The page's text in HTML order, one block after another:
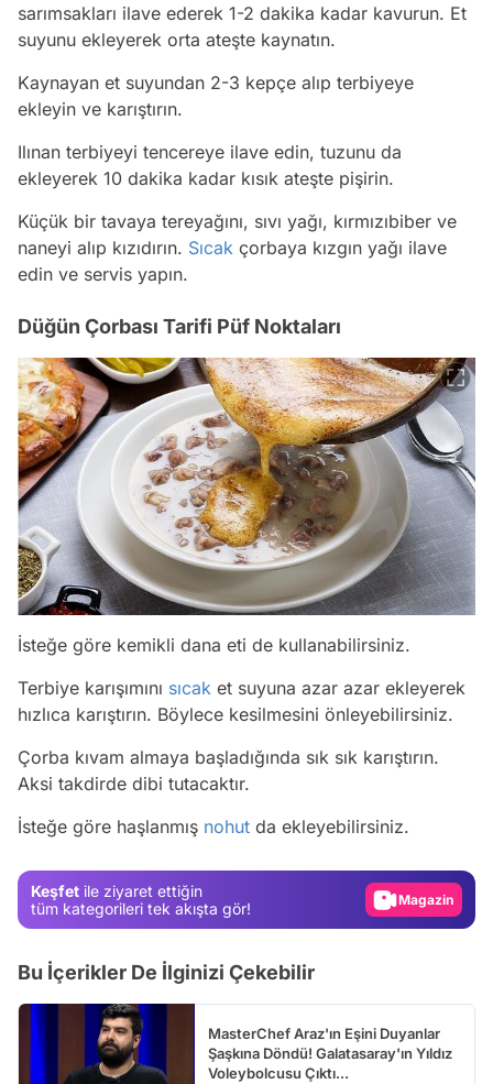
sarımsakları ilave ederek 1-2 dakika kadar kavurun. Et
suyunu ekleyerek orta ateşte kaynatın.
Kaynayan et suyundan 2-3 kepçe alıp terbiyeye
ekleyin ve karıştırın.
Ilınan terbiyeyi tencereye ilave edin, tuzunu da
ekleyerek 10 dakika kadar kısık ateşte pişirin.
Küçük bir tavaya tereyağını, sıvı yağı, kırmızıbiber ve
naneyi alıp kızıdırın. Sıcak çorbaya kızgın yağı ilave
edin ve servis yapın.
Düğün Çorbası Tarifi Püf Noktaları
İsteğe göre kemikli dana eti de kullanabilirsiniz.
Terbiye karışımını sıcak et suyuna azar azar ekleyerek
hızlıca karıştırın. Böylece kesilmesini önleyebilirsiniz.
Çorba kıvam almaya başladığında sık sık karıştırın.
Aksi takdirde dibi tutacaktır.
İsteğe göre haşlanmış nohut da ekleyebilirsiniz.
Keşfet ile ziyaret ettiğin
tüm kategorileri tek akışta gör!
Magazin
Video
Bu İçerikler De İlginizi Çekebilir
MasterChef Araz'ın Eşini Duyanlar
Şaşkına Döndü! Galatasaray'ın Yıldız
Voleybolcusu Çıktı...